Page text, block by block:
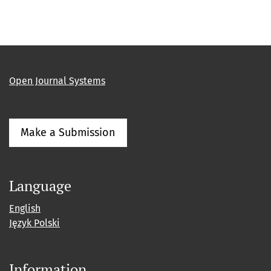
Open Journal Systems
Make a Submission
Language
English
Język Polski